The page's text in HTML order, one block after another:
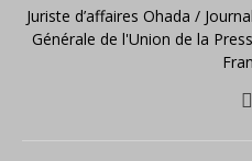
Juriste d’affaires Ohada /
Générale de l'Union de la